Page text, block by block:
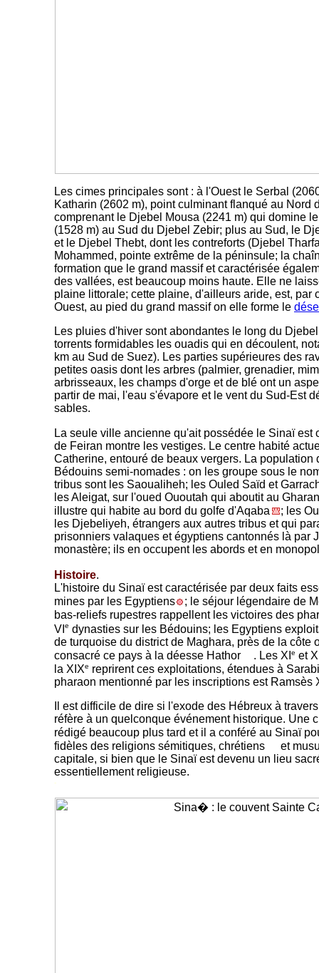
Les cimes principales sont : à l'Ouest le Serbal
Katharin (2602 m), point culminant flanqué au Nord
comprenant le Djebel Mousa (2241 m) qui domine
(1528 m) au Sud du Djebel Zebir; plus au Sud, le
et le Djebel Thebt, dont les contreforts (Djebel
Mohammed, pointe extrême de la péninsule; la
formation que le grand massif et caractérisée
des vallées, est beaucoup moins haute. Elle ne
plaine littorale; cette plaine, d'ailleurs aride, est, par
Ouest, au pied du grand massif on elle forme le
Les pluies d'hiver sont abondantes le long du
torrents formidables les ouadis qui en découlent,
km au Sud de Suez). Les parties supérieures des
petites oasis dont les arbres (palmier, grenadier,
arbrisseaux, les champs d'orge et de blé ont un
partir de mai, l'eau s'évapore et le vent du Sud-Est
sables.
La seule ville ancienne qu'ait possédée le Sinaï est
de Feiran montre les vestiges. Le centre habité
Catherine, entouré de beaux vergers. La population
Bédouins semi-nomades : on les groupe sous le
tribus sont les Saoualiheh; les Ouled Saïd et
les Aleigat, sur l'oued Ououtah qui aboutit au
illustre qui habite au bord du golfe d'Aqaba
; les
les Djebeliyeh, étrangers aux autres tribus et qui
prisonniers valaques et égyptiens cantonnés là par
monastère; ils en occupent les abords et en
Histoire.
L'histoire du Sinaï est caractérisée par deux faits
mines par les Egyptiens
; le séjour légendaire de
bas-reliefs rupestres rappellent les victoires des
VI e dynasties sur les Bédouins; les Egyptiens
de turquoise du district de Maghara, près de la côte
consacré ce pays à la déesse Hathor
. Les XI e et
la XIXe reprirent ces exploitations, étendues à
pharaon mentionné par les inscriptions est Ramsès
Il est difficile de dire si l'exode des Hébreux à
réfère à un quelconque événement historique. Une
rédigé beaucoup plus tard et il a conféré au Sinaï
fidèles des religions sémitiques, chrétiens
et
capitale, si bien que le Sinaï est devenu un lieu
essentiellement religieuse.
-